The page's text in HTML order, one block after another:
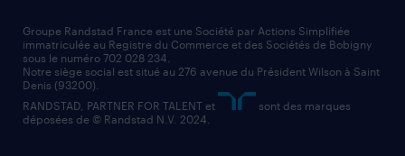
assistant administratif
comptable
nos cabinets de recrutement
Groupe Randstad France est une Société par Actions Simplifiée
immatriculée au Registre du Commerce et des Sociétés de Bobigny
sous le numéro 702 028 234.
Notre siège social est situé au 276 avenue du Président Wilson à Saint
Denis (93200).
RANDSTAD, PARTNER FOR TALENT et
sont des marques
déposées de © Randstad N.V. 2024.